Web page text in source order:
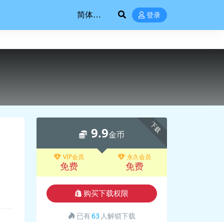
登录
下载
9.9金币
VIP会员
免费
永久会员
免费
购买下载权限
已有63 人解锁下载